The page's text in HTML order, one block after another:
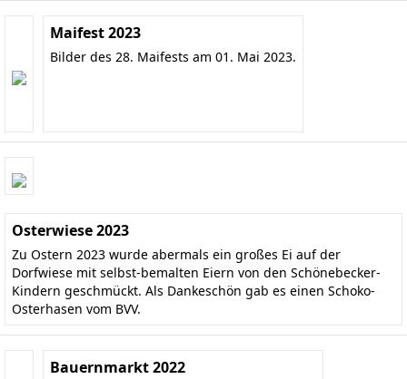
Maifest 2023
Bilder des 28. Maifests am 01. Mai 2023.
Osterwiese 2023
Zu Ostern 2023 wurde abermals ein großes Ei auf der
Dorfwiese mit selbst-bemalten Eiern von den Schönebecker-
Kindern geschmückt. Als Dankeschön gab es einen Schoko-
Osterhasen vom BVV.
Bauernmarkt 2022